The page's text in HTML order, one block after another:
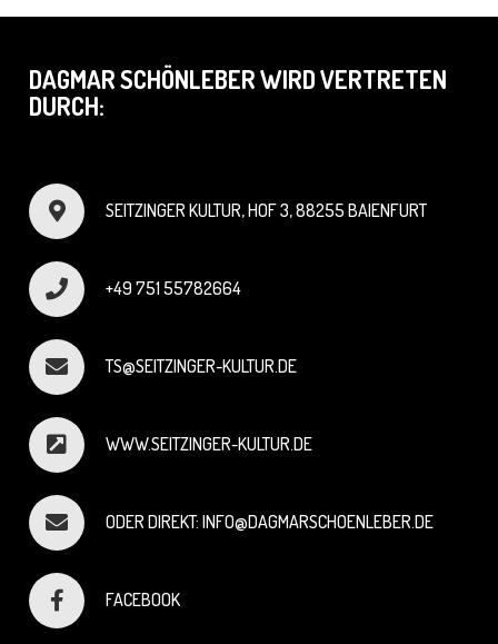
DAGMAR SCHÖNLEBER WIRD VERTRETEN
DURCH:
SEITZINGER KULTUR, HOF 3, 88255 BAIENFURT
+49 751 55782664
TS@SEITZINGER-KULTUR.DE
WWW.SEITZINGER-KULTUR.DE
ODER DIREKT: INFO@DAGMARSCHOENLEBER.DE
FACEBOOK